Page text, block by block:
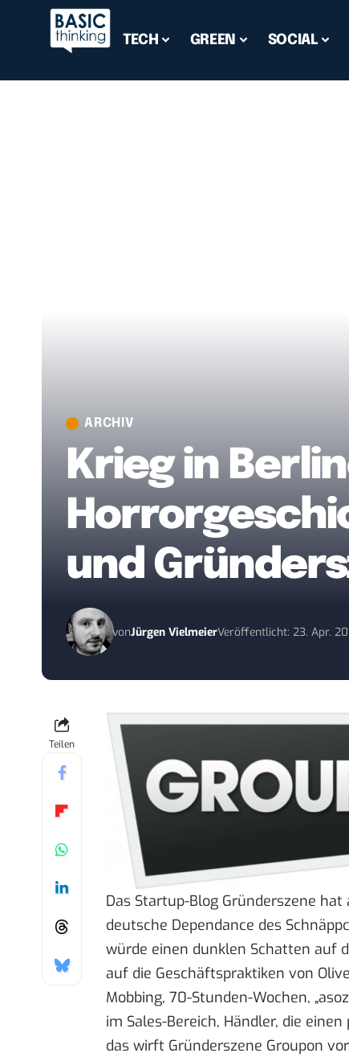
TECH GREEN SOCIAL
ARCHIV
Krieg in
und
vonJürgen VielmeierVeröffentlicht: 23. Apr.
Teilen
Das Startup-Blog Gründerszene
deutsche Dependance des
würde einen dunklen Schatten auf
auf die Geschäftspraktiken von
Mobbing, 70-Stunden-Wochen,
im Sales-Bereich, Händler, die
das wirft Gründerszene Groupon